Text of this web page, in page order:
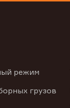
режим
грузов